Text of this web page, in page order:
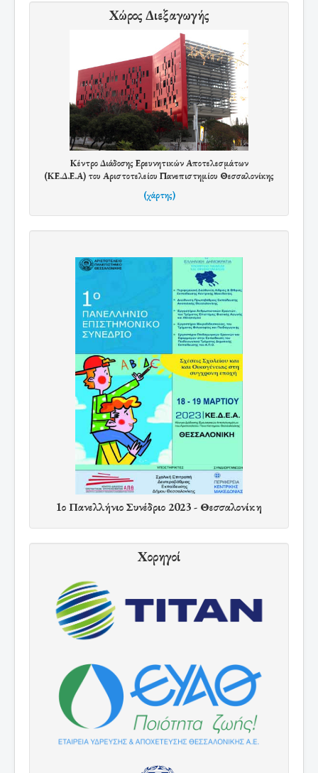
Χώρος Διεξαγωγής
Κέντρο Διάδοσης Ερευνητικών Αποτελεσμάτων
(ΚΕ.Δ.Ε.Α) του Αριστοτελείου Πανεπιστημίου Θεσσαλονίκης
(χάρτης)
1ο Πανελλήνιο Συνέδριο 2023 - Θεσσαλονίκη
Χορηγοί